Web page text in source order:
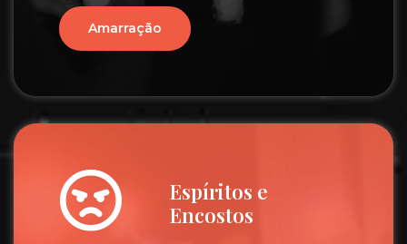
Amarração
Espíritos e
Encostos